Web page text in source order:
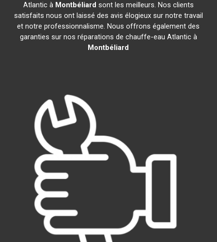
Atlantic à Montbéliard sont les meilleurs. Nos clients
satisfaits nous ont laissé des avis élogieux sur notre travail
et notre professionnalisme. Nous offrons également des
garanties sur nos réparations de chauffe-eau Atlantic à
Montbéliard